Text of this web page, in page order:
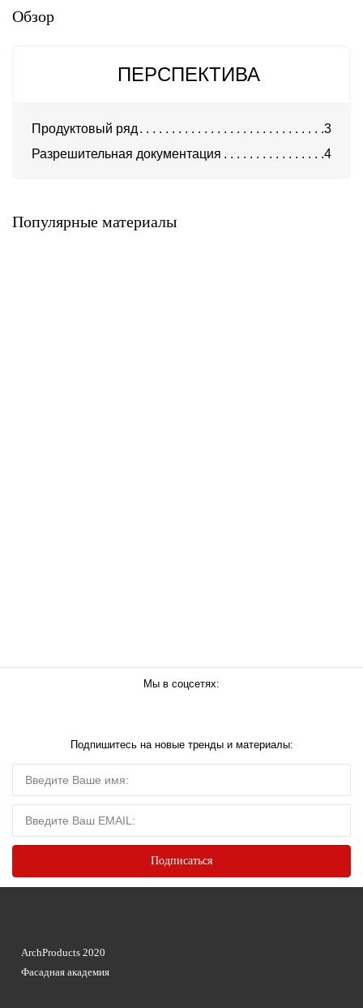
Обзор
ПЕРСПЕКТИВА
Продуктовый ряд
3
Разрешительная документация
4
Популярные материалы
Мы в соцсетях:
Подпишитесь на новые тренды и материалы:
ArchProducts 2020
Фасадная академия